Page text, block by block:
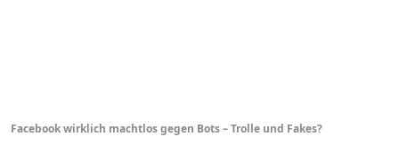
Facebook wirklich machtlos gegen Bots – Trolle und Fakes?